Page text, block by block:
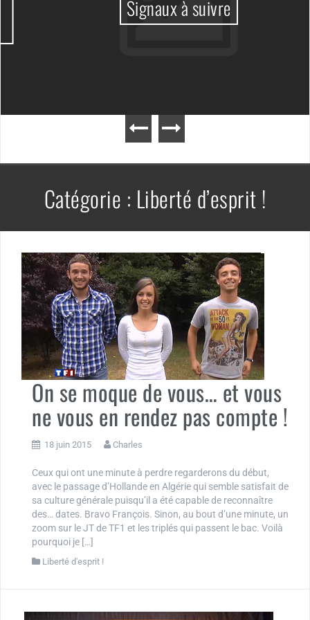
Signaux à suivre
Catégorie : Liberté d’esprit !
On se moque de vous… et vous
ne vous en rendez pas compte !
18 juin 2015 Charles
Ceux qui ont une minute à perdre regarderons du début,
avec le passage d’Hollande en Algérie qui semble satisfait de
sa culture générale puisqu’il a été capable de reconnaître
des… dates. Bravo François. Sinon, au bout d’une minute, un
zoom sur le JT de TF1 et les triplés qui passent le bac. Voilà
pourquoi je […]
Liberté d'esprit !